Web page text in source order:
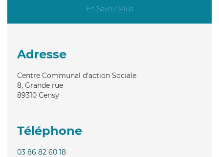
En Savoir Plus
Adresse
Centre Communal d'action Sociale
8, Grande rue
89310 Censy
Téléphone
03 86 82 60 18